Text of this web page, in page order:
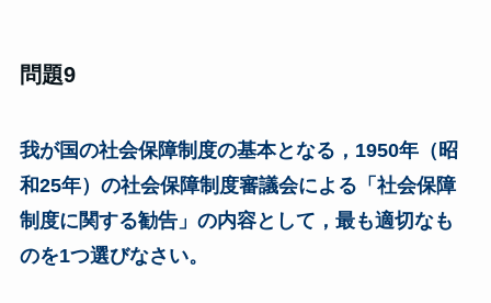
問題9
我が国の社会保障制度の基本となる，1950年（昭
和25年）の社会保障制度審議会による「社会保障
制度に関する勧告」の内容として，最も適切なも
のを1つ選びなさい。